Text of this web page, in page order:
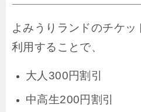
よみうりランドのチケ
利用することで、
大人300円割引
中高生200円割引